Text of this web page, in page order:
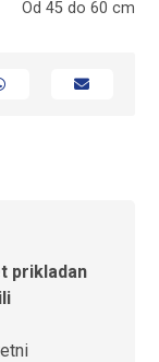
Od 45 do 60 cm
prikladan